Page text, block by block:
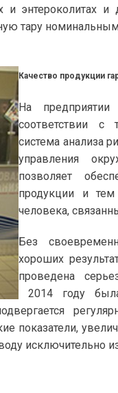
энтероколитах и
тару
Качество продукции
На предприятии
соответствии с
система анализа
управления
позволяет
продукции и
человека,
Без
хороших
проведена
2014 году
показатели,
исключительно